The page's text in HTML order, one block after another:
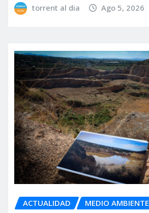
torrent al dia Ago 5, 2026
ACTUALIDAD MEDIO AMBIENTE